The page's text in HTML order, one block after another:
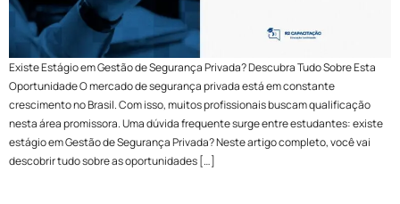
Existe Estágio em Gestão de Segurança Privada? Descubra Tudo Sobre Esta
Oportunidade O mercado de segurança privada está em constante
crescimento no Brasil. Com isso, muitos profissionais buscam qualificação
nesta área promissora. Uma dúvida frequente surge entre estudantes: existe
estágio em Gestão de Segurança Privada? Neste artigo completo, você vai
descobrir tudo sobre as oportunidades […]